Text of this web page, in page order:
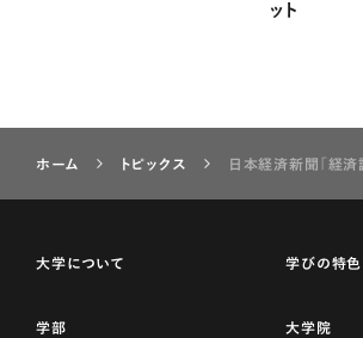
ット
ホーム トピックス 日本経済新聞「経
大学について 学びの特色
学部 大学院